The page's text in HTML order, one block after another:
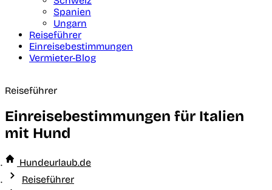
Spanien
Ungarn
Reiseführer
Einreisebestimmungen
Vermieter-Blog
Reiseführer
Einreisebestimmungen für Italien
mit Hund
Hundeurlaub.de
Reiseführer